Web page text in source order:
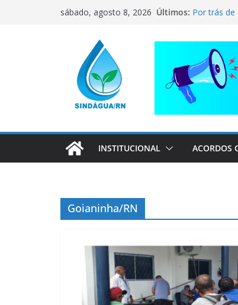
sábado, agosto 8, 2026 Últimos:
pai dedicado
📢
Sindágua/
Luiz Marinho!
ELE
INSTITUCIONAL ACORDOS
Goianinha/RN